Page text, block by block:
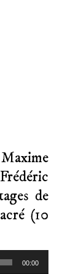
de
(10
00:00